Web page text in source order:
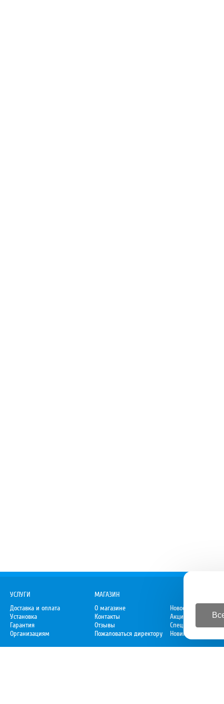
УСЛУГИ
Доставка и оплата
Установка
Гарантия
Организациям
МАГАЗИН
О магазине
Контакты
Отзывы
Пожаловаться директору
Новости
Акции
Спецпредложения
Новинки